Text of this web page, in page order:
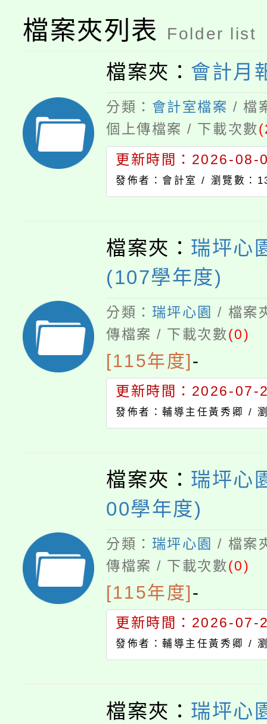
心理、諮商輔導、社會
門員」簡章及活動海報
要點
展演活動實施計畫」
115年度「教育部表揚
義教育推展貢獻獎」
「2026 ART TAIPEI
博覽會」之「藝術教育
檔案夾列表 Folder list
檔案夾： 會計月
分類： 會計室檔案 / 檔
個上傳檔案 / 下載次數
更新時間：2026-08-
發佈者：會計室 / 瀏覽數：
檔案夾： 瑞坪心
(107學年度)
分類： 瑞坪心園 / 檔案
傳檔案 / 下載次數(0)
[115年度]-
更新時間：2026-07-
發佈者：輔導主任黃秀卿 /
檔案夾： 瑞坪心
00學年度)
分類： 瑞坪心園 / 檔案
傳檔案 / 下載次數(0)
[115年度]-
更新時間：2026-07-
發佈者：輔導主任黃秀卿 /
檔案夾： 瑞坪心